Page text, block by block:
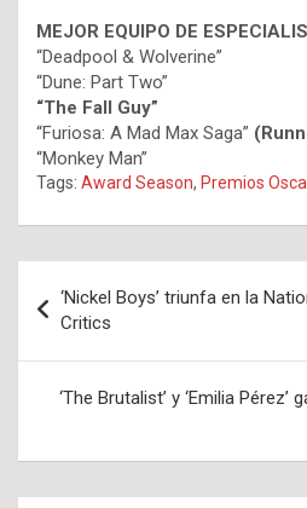
MEJOR EQUIPO DE
“Deadpool & Wolverine”
“Dune: Part Two”
“The Fall Guy”
“Furiosa: A Mad Max Saga”
“Monkey Man”
Tags: Award Season, Premios
de
entradas
‘Nickel Boys’ triunfa en la
Critics
‘The Brutalist’ y ‘Emilia